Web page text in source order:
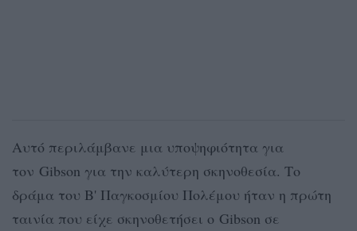
Αυτό περιλάμβανε μια υποψηφιότητα για
τον Gibson για την καλύτερη σκηνοθεσία. Το
δράμα του Β' Παγκοσμίου Πολέμου ήταν η πρώτη
ταινία που είχε σκηνοθετήσει ο Gibson σε